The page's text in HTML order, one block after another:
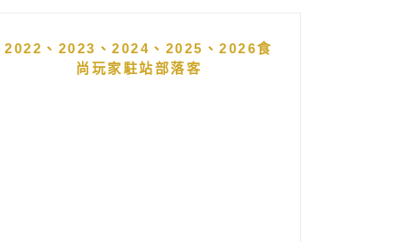
2022、2023、2024、2025、2026食
尚玩家駐站部落客